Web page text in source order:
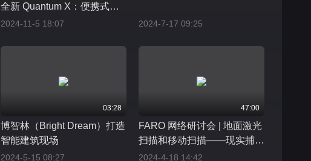
全新 Quantum X：便携式测
量技术的最新进展
2024-11-5 18:07 2024-7-17 09:25
03:28
博智林（Bright Dream）打造
智能建筑现场
2024-5-15 08:27
47:00
FARO 网络研讨会 | 地面激光
扫描和移动扫描——现实捕获
的完美结合
2024-4-18 14:42